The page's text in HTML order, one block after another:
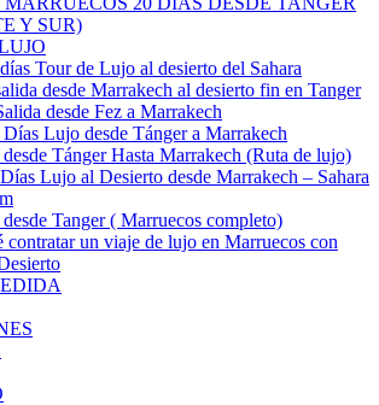
Y SUR)
Tour de Lujo al desierto del Sahara
desde Marrakech al desierto fin en Tanger
desde Fez a Marrakech
Lujo desde Tánger a Marrakech
desde Tánger Hasta Marrakech (Ruta de lujo)
Lujo al Desierto desde Marrakech – Sahara
desde Tanger ( Marruecos completo)
contratar un viaje de lujo en Marruecos con